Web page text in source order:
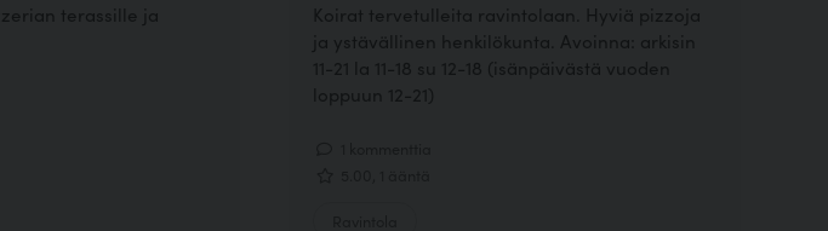
terassille ja
Koirat tervetulleita ravintolaan. Hyviä pizzoja
ja ystävällinen henkilökunta. Avoinna: arkisin
11-21 la 11-18 su 12-18 (isänpäivästä vuoden
loppuun 12-21)